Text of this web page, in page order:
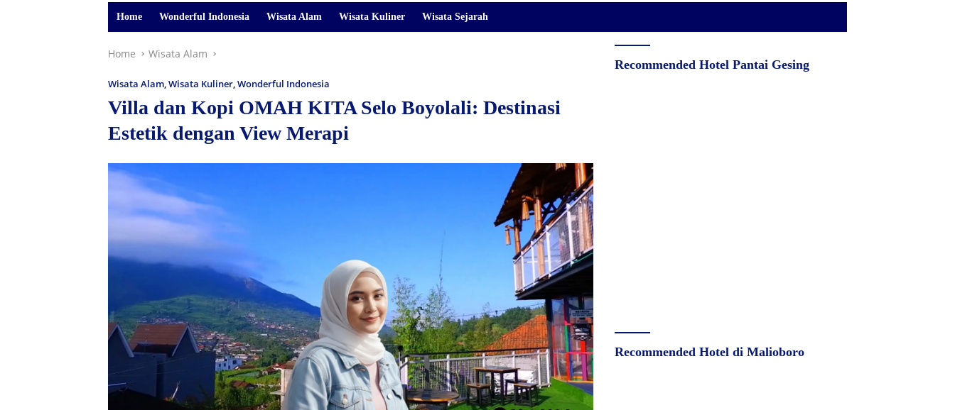
Home Wonderful Indonesia Wisata Alam Wisata Kuliner Wisata Sejarah
Home Wisata Alam
Wisata Alam,Wisata Kuliner,Wonderful Indonesia
Villa dan Kopi OMAH KITA Selo Boyolali: Destinasi
Estetik dengan View Merapi
Recommended Hotel Pantai Gesing
Recommended Hotel di Malioboro